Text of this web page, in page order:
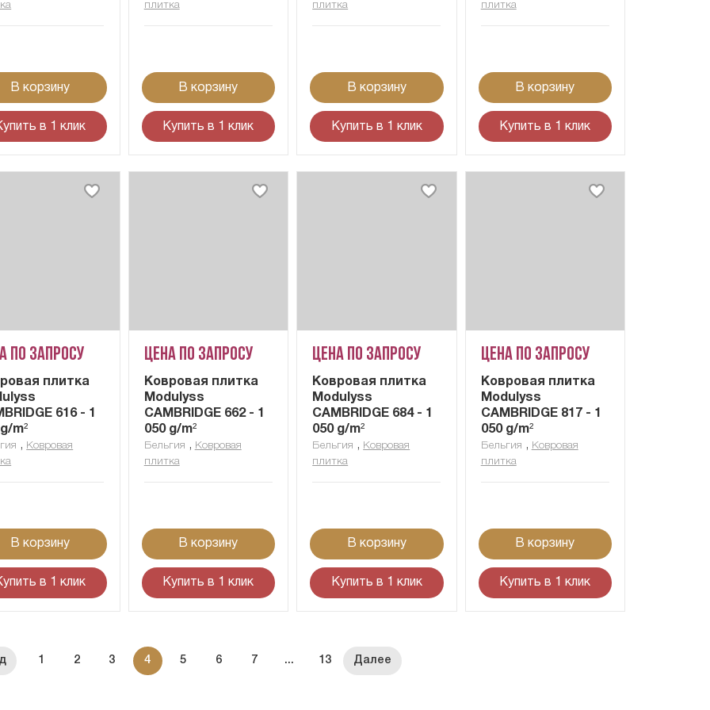
В корзину
в 1 клик
плитка
В корзину
Купить в 1 клик
плитка
В корзину
Купить в 1 клик
плитка
В корзину
Купить в 1 клик
по запросу
плитка
616 - 1
m²
, Ковровая
В корзину
в 1 клик
Цена по запросу
Ковровая плитка
Modulyss
CAMBRIDGE 662 - 1
050 g/m²
Бельгия , Ковровая
плитка
В корзину
Купить в 1 клик
Цена по запросу
Ковровая плитка
Modulyss
CAMBRIDGE 684 - 1
050 g/m²
Бельгия , Ковровая
плитка
В корзину
Купить в 1 клик
Цена по запросу
Ковровая плитка
Modulyss
CAMBRIDGE 817 - 1
050 g/m²
Бельгия , Ковровая
плитка
В корзину
Купить в 1 клик
1 2 3 4 5 6 7 ... 13